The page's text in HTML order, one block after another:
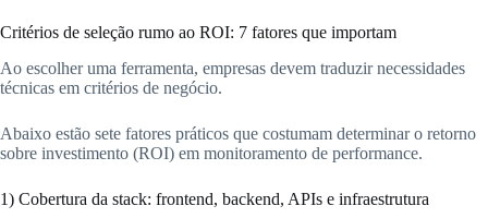
Critérios de seleção rumo ao ROI: 7 fatores que importam
Ao escolher uma ferramenta, empresas devem traduzir necessidades
técnicas em critérios de negócio.
Abaixo estão sete fatores práticos que costumam determinar o retorno
sobre investimento (ROI) em monitoramento de performance.
1) Cobertura da stack: frontend, backend, APIs e infraestrutura